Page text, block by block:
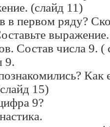
(слайд 11)
в первом ряду?
Состав числа 9. (
9.
Как
15)
9?